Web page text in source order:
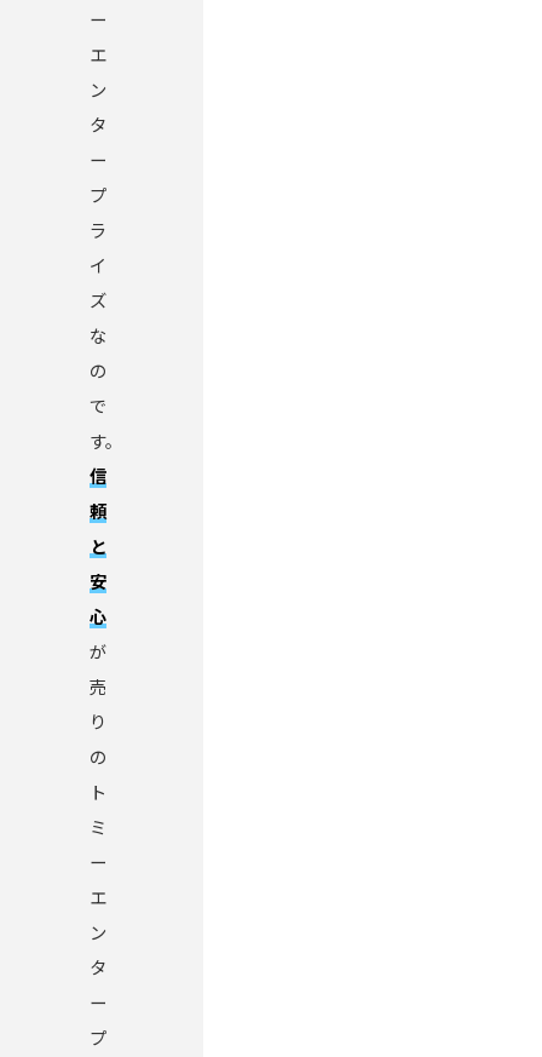
ー
エ
ン
タ
ー
プ
ラ
イ
ズ
な
の
で
す。
信
頼
と
安
心
が
売
り
の
ト
ミ
ー
エ
ン
タ
ー
プ